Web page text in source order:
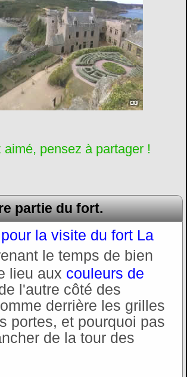
pensez à partager !
partie du fort.
la visite du fort La
le temps de bien
lieu aux couleurs de
l'autre côté des
derrière les grilles
portes, et pourquoi pas
de la tour des